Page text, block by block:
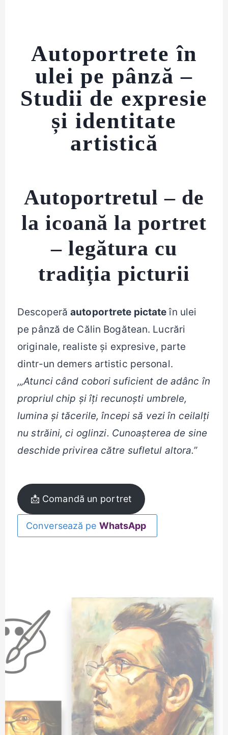
Autoportrete în
ulei pe pânză –
Studii de expresie
și identitate
artistică
Autoportretul – de
la icoană la portret
– legătura cu
tradiția picturii
Descoperăautoportrete pictateîn ulei
pe pânză de Călin Bogătean. Lucrări
originale, realiste și expresive, parte
dintr-un demers artistic personal.
,„Atunci când cobori suficient de adânc în
propriul chip și îți recunoști umbrele,
lumina și tăcerile, începi să vezi în ceilalți
nu străini, ci oglinzi. Cunoașterea de sine
deschide privirea către sufletul altora.”
📩 Comandă un portret
Conversează pe WhatsApp